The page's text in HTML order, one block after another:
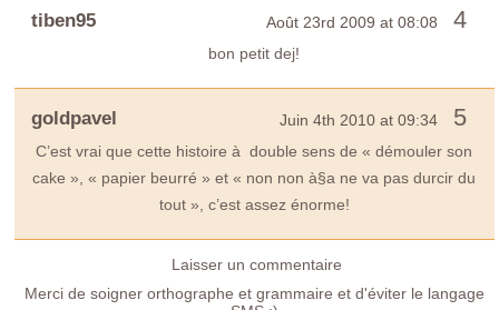
tiben95 Août 23rd 2009 at 08:08 4
bon petit dej!
goldpavel Juin 4th 2010 at 09:34 5
C’est vrai que cette histoire à double sens de « démouler son
cake », « papier beurré » et « non non à§a ne va pas durcir du
tout », c’est assez énorme!
Laisser un commentaire
Merci de soigner orthographe et grammaire et d'éviter le langage